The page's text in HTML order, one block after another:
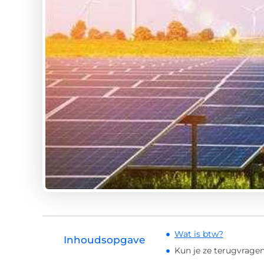
Inhoudsopgave
Wat is btw?
Kun je ze